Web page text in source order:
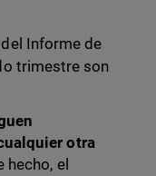
Informe de
trimestre son
otra
hecho, el